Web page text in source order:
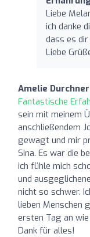
Liebe
ich danke
dass es
Liebe
Amelie Durchner
Fantastische
sein mit meinem
anschließendem
gewagt und mir
Sina. Es war die
ich fühle mich
und
nicht so schwer.
lieben Menschen
ersten Tag an
Dank für alles!